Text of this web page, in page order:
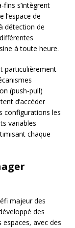
fins s’intègrent
l’espace de
détection de
à toute heure.
particulièrement
(push-pull)
d’accéder
configurations les
variables
chaque
majeur des
des
avec des